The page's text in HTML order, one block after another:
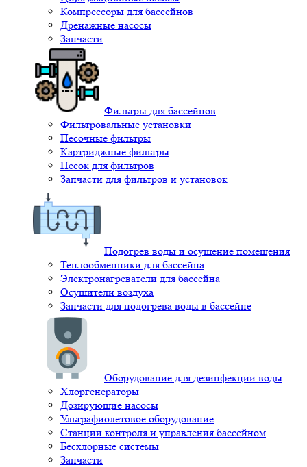
Компрессоры для бассейнов
Дренажные насосы
Запчасти
Фильтры для бассейнов
Фильтровальные установки
Песочные фильтры
Картриджные фильтры
Песок для фильтров
Запчасти для фильтров и установок
Подогрев воды и осушение помещения
Теплообменники для бассейна
Электронагреватели для бассейна
Осушители воздуха
Запчасти для подогрева воды в бассейне
Оборудование для дезинфекции воды
Хлоргенераторы
Дозирующие насосы
Ультрафиолетовое оборудование
Станции контроля и управления бассейном
Бесхлорные системы
Запчасти